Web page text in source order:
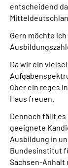
entscheidend
Gern möchte
Da wir ein
über ein reges
Haus freuen.
Dennoch fällt
geeignete
Ausbildung in
Bundesinstitut
Sachsen-Anhalt